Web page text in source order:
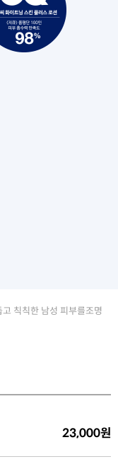
칙칙한 남성 피부를조명
23,000원